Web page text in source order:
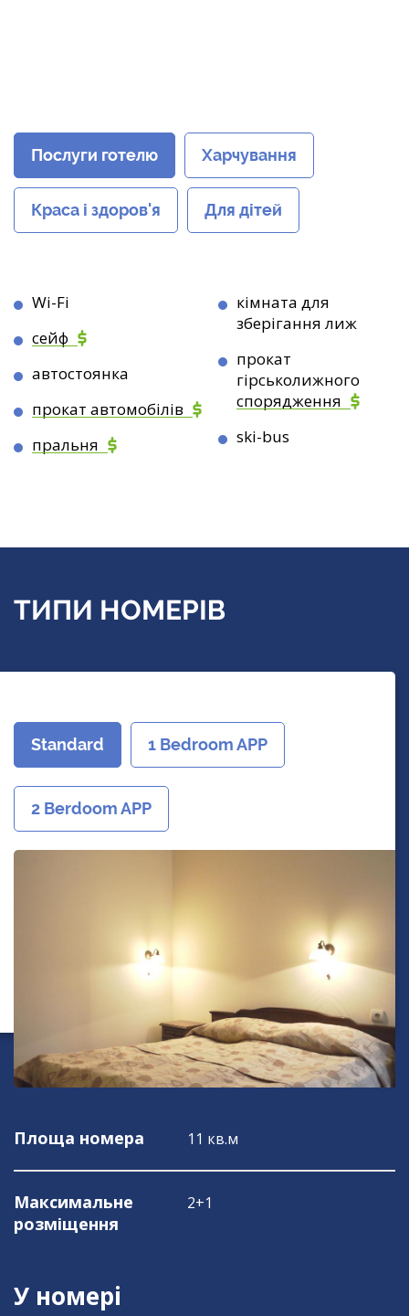
Послуги готелю Харчування
Краса і здоров'я Для дітей
Wi-Fi
сейф
автостоянка
прокат автомобілів
пральня
кімната для
зберігання лиж
прокат
гірськолижного
спорядження
ski-bus
ТИПИ НОМЕРІВ
Standard 1 Bedroom APP
2 Berdoom APP
Площа номера 11 кв.м
Максимальне
розміщення
2+1
У номері